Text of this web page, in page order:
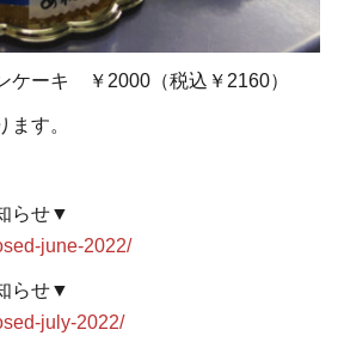
ケーキ ￥2000（税込￥2160）
ます。
らせ▼
june-2022/
らせ▼
july-2022/